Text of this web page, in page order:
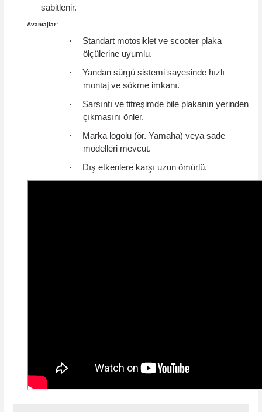
sabitlenir.
Avantajlar:
·
Standart motosiklet ve scooter plaka
ölçülerine uyumlu.
·
Yandan sürgü sistemi sayesinde hızlı
montaj ve sökme imkanı.
·
Sarsıntı ve titreşimde bile plakanın yerinden
çıkmasını önler.
·
Marka logolu (ör. Yamaha) veya sade
modelleri mevcut.
·
Dış etkenlere karşı uzun ömürlü.